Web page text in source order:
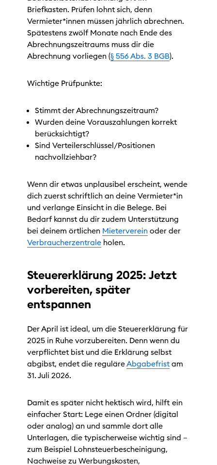
Briefkasten. Prüfen lohnt sich, denn
Vermieter*innen müssen jährlich abrechnen.
Spätestens zwölf Monate nach Ende des
Abrechnungszeitraums muss dir die
Abrechnung vorliegen (§ 556 Abs. 3 BGB).
Wichtige Prüfpunkte:
Stimmt der Abrechnungszeitraum?
Wurden deine Vorauszahlungen korrekt
berücksichtigt?
Sind Verteilerschlüssel/Positionen
nachvollziehbar?
Wenn dir etwas unplausibel erscheint, wende
dich zuerst schriftlich an deine Vermieter*in
und verlange Einsicht in die Belege. Bei
Bedarf kannst du dir zudem Unterstützung
bei deinem örtlichen Mietervereinoder der
Verbraucherzentraleholen.
Steuererklärung 2025: Jetzt
vorbereiten, später
entspannen
Der April ist ideal, um die Steuererklärung für
2025 in Ruhe vorzubereiten. Denn wenn du
verpflichtet bist und die Erklärung selbst
abgibst, endet die reguläreAbgabefristam
31. Juli 2026.
Damit es später nicht hektisch wird, hilft ein
einfacher Start: Lege einen Ordner (digital
oder analog) an und sammle dort alle
Unterlagen, die typischerweise wichtig sind –
zum Beispiel Lohnsteuerbescheinigung,
Nachweise zu Werbungskosten,